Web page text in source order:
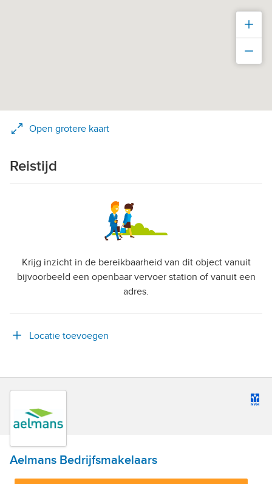
Aelmans Bedrijfsmakelaars
Open grotere kaart
Reistijd
Krijg inzicht in de bereikbaarheid van dit object vanuit
bijvoorbeeld een openbaar vervoer station of vanuit een
adres.
Locatie toevoegen